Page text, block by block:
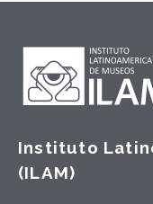
Instituto
(ILAM)